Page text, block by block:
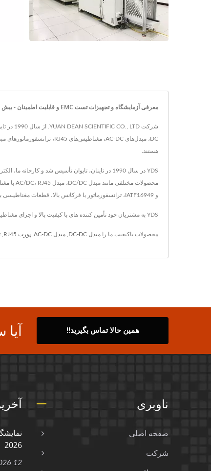
معرفی آزمایشگاه و تجهیزات تست EMC و قابلیت اطمینان - بیش از 32 سال تولیدکننده منبع تغذیه و اجزای مغناطیسی | YUAN DEAN SCIENTIFIC CO., LTD.
هستند.
و IATF16949، ترانسفورماتور با فرکانس بالا، قطعات مغناطیسی با آزمایشات معتبر EMC و EMI / EMS / EDS. راه‌حل‌های مبدل قدرت برای پزشکی، راه‌آهن، POE و غیره.
YDS به مشتریان خود تأمین کننده های با کیفیت بالا و اجزای مغناطیسی ارائه می دهد، که هر دو با فناوری پیشرفته و 25 سال تجربه، YDS اطمینان می دهد که نیازهای هر مشتری برآورده می شود.
محصولات باکیفیت ما را مبدل DC-DC , مبدل AC-DC , پورت RJ45 ,
همین حالا تماس بگیرید!!
2026
12 Jan, 2026
ناوبری
صفحه اصلی
شرکت